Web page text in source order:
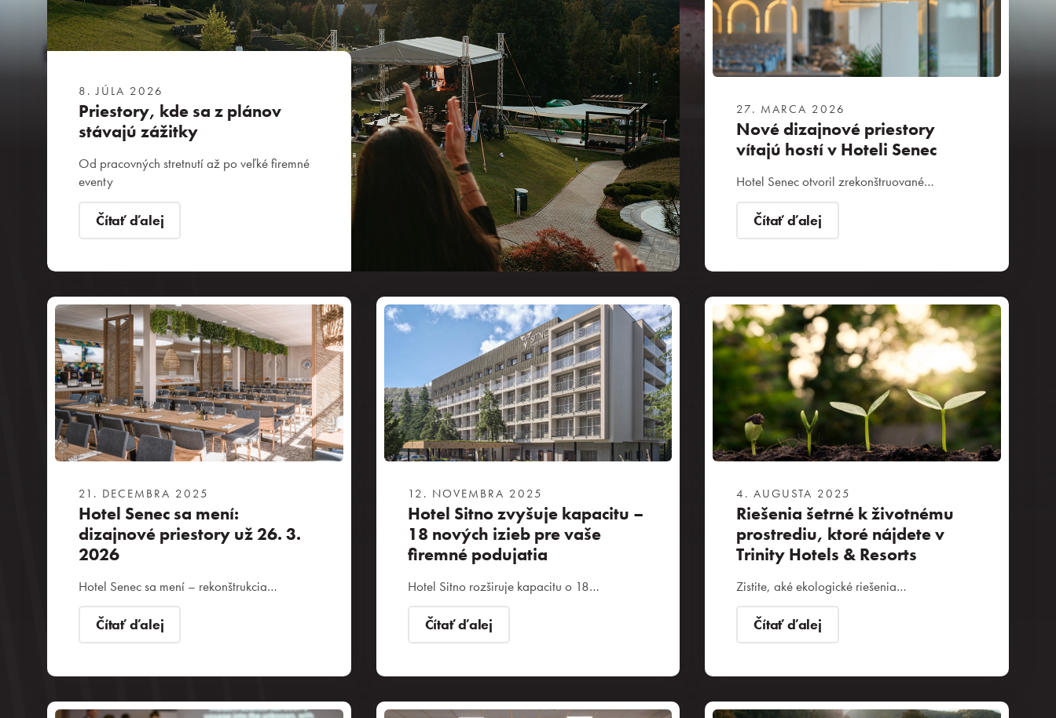
8. JÚLA 2026
Priestory, kde sa z plánov
stávajú zážitky
Od pracovných stretnutí až po veľké firemné
eventy
Čítať ďalej
27. MARCA 2026
Nové dizajnové priestory
vítajú hostí v Hoteli Senec
Hotel Senec otvoril zrekonštruované…
Čítať ďalej
21. DECEMBRA 2025
Hotel Senec sa mení:
dizajnové priestory už 26. 3.
2026
Hotel Senec sa mení – rekonštrukcia…
Čítať ďalej
12. NOVEMBRA 2025
Hotel Sitno zvyšuje kapacitu –
18 nových izieb pre vaše
firemné podujatia
Hotel Sitno rozširuje kapacitu o 18…
Čítať ďalej
4. AUGUSTA 2025
Riešenia šetrné k životnému
prostrediu, ktoré nájdete v
Trinity Hotels & Resorts
Zistite, aké ekologické riešenia…
Čítať ďalej